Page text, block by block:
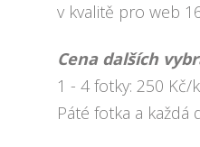
v kvalitě pro web
Cena dalších
1 - 4 fotky: 250 Kč/
Páté fotka a každá